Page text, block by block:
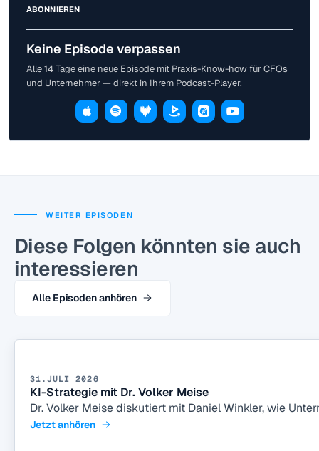
ABONNIEREN
Keine Episode verpassen
Alle 14 Tage eine neue Episode mit Praxis-Know-how für CFOs
und Unternehmer — direkt in Ihrem Podcast-Player.
WEITER EPISODEN
Diese Folgen könnten sie auch
interessieren
Alle Episoden anhören
31.JULI 2026
KI-Strategie mit Dr. Volker Meise
Dr. Volker Meise diskutiert mit Daniel Winkler, wie
Jetzt anhören